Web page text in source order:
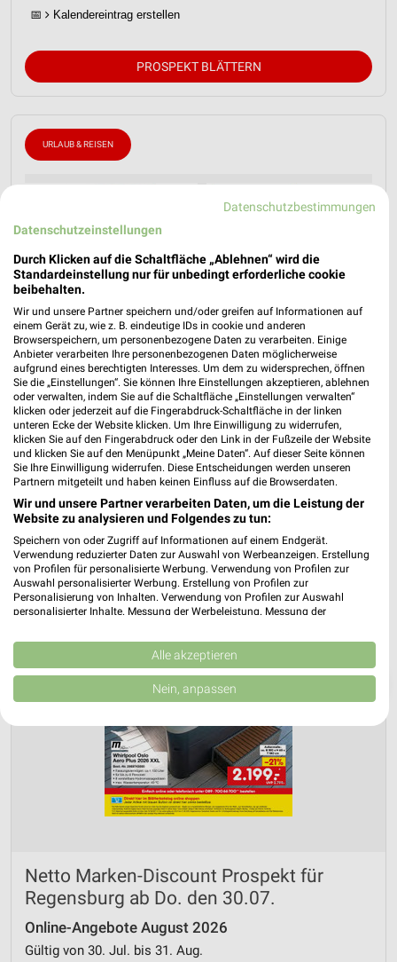
📅 Kalendereintrag erstellen
PROSPEKT BLÄTTERN
URLAUB & REISEN
Jetzt alle "Urlaub & Reisen" Themen entdecken!
Netto Marken-Discount Prospekt für
Regensburg ab Do. den 30.07.
Online-Angebote August 2026
Gültig von 30. Jul. bis 31. Aug.
Datenschutzbestimmungen
Datenschutzeinstellungen
Durch Klicken auf die Schaltfläche „Ablehnen“ wird die
Standardeinstellung nur für unbedingt erforderliche cookie
beibehalten.
Wir und unsere Partner speichern und/oder greifen auf Informationen auf
einem Gerät zu, wie z. B. eindeutige IDs in cookie und anderen
Browserspeichern, um personenbezogene Daten zu verarbeiten. Einige
Anbieter verarbeiten Ihre personenbezogenen Daten möglicherweise
aufgrund eines berechtigten Interesses. Um dem zu widersprechen, öffnen
Sie die „Einstellungen“. Sie können Ihre Einstellungen akzeptieren, ablehnen
oder verwalten, indem Sie auf die Schaltfläche „Einstellungen verwalten“
klicken oder jederzeit auf die Fingerabdruck-Schaltfläche in der linken
unteren Ecke der Website klicken. Um Ihre Einwilligung zu widerrufen,
klicken Sie auf den Fingerabdruck oder den Link in der Fußzeile der Website
und klicken Sie auf den Menüpunkt „Meine Daten“. Auf dieser Seite können
Sie Ihre Einwilligung widerrufen. Diese Entscheidungen werden unseren
Partnern mitgeteilt und haben keinen Einfluss auf die Browserdaten.
Wir und unsere Partner verarbeiten Daten, um die Leistung der
Website zu analysieren und Folgendes zu tun:
Speichern von oder Zugriff auf Informationen auf einem Endgerät.
Verwendung reduzierter Daten zur Auswahl von Werbeanzeigen. Erstellung
von Profilen für personalisierte Werbung. Verwendung von Profilen zur
Auswahl personalisierter Werbung. Erstellung von Profilen zur
Personalisierung von Inhalten. Verwendung von Profilen zur Auswahl
personalisierter Inhalte. Messung der Werbeleistung. Messung der
Kombinationen von Daten aus verschiedenen Quellen. Entwicklung und
Verbesserung der Angebote. Verwendung reduzierter Daten zur Auswahl
von Inhalten.
Daten können außerhalb der Europäischen Union weitergegeben und in die
USA gesendet werden.
Website/App.
Partnerliste anzeigen (1 IAB-Anbieter)
Wir nutzen Ihre Daten für folgende Zwecke:
IAB-Verarbeitungszwecke:
Verwendung reduzierter Daten zur Auswahl von
Werbeanzeigen
Erstellung von Profilen für personalisierte
Werbung
Alle akzeptieren
Nein, anpassen